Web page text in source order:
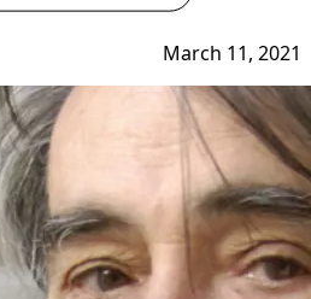
March 11, 2021